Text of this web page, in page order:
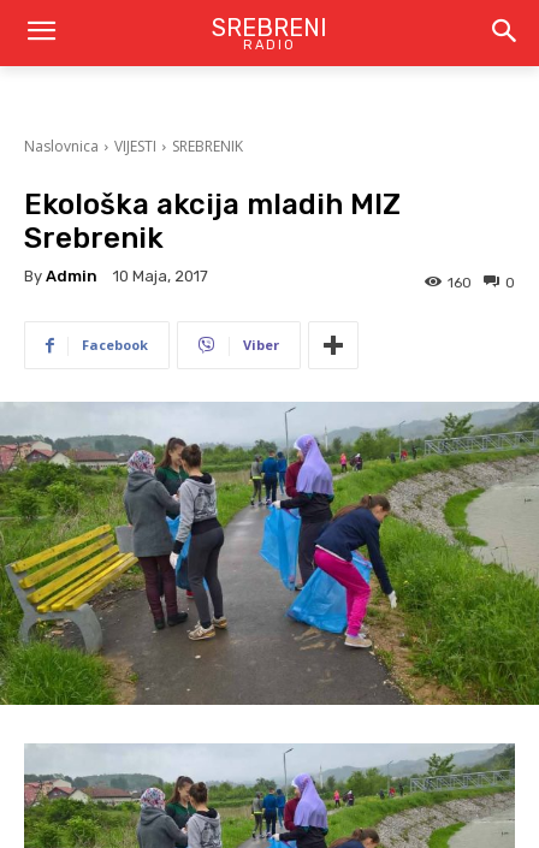
SREBRENI
RADIO
Naslovnica VIJESTI SREBRENIK
Ekološka akcija mladih MIZ
Srebrenik
By Admin 10 Maja, 2017 0
160
Facebook Viber